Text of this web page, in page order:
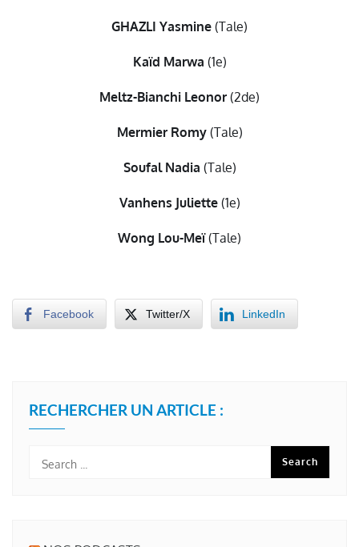
GHAZLI Yasmine (Tale)
Kaïd Marwa (1e)
Meltz-Bianchi Leonor (2de)
Mermier Romy(Tale)
Soufal Nadia (Tale)
Vanhens Juliette(1e)
Wong Lou-Meï(Tale)
Facebook Twitter/X LinkedIn
RECHERCHER UN ARTICLE :